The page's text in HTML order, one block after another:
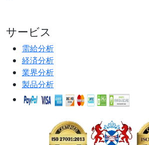
サービス
需給分析
経済分析
業界分析
製品分析